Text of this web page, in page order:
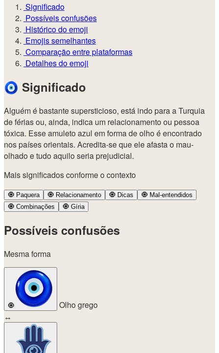
Significado
Possíveis confusões
Histórico do emoji
Emojis semelhantes
Comparação entre plataformas
Detalhes do emoji
🧿 Significado
Alguém é bastante supersticioso, está indo para a Turquia
de férias ou, ainda, indica um relacionamento ou pessoa
tóxica. Esse amuleto azul em forma de olho é encontrado
nos países orientais. Acredita-se que ele afasta o mau-
olhado e tudo aquilo seria prejudicial.
Mais significados conforme o contexto
🧿 Paquera 🧿 Relacionamento 🧿 Dicas 🧿 Mal-entendidos
🧿 Combinações 🧿 Gíria
Possíveis confusões
Mesma forma
🧿
Olho grego
↔